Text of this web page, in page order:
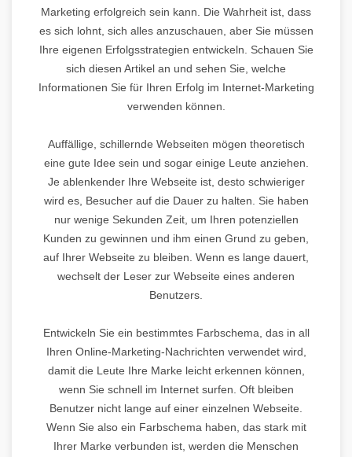
Marketing erfolgreich sein kann. Die Wahrheit ist, dass
es sich lohnt, sich alles anzuschauen, aber Sie müssen
Ihre eigenen Erfolgsstrategien entwickeln. Schauen Sie
sich diesen Artikel an und sehen Sie, welche
Informationen Sie für Ihren Erfolg im Internet-Marketing
verwenden können.
Auffällige, schillernde Webseiten mögen theoretisch
eine gute Idee sein und sogar einige Leute anziehen.
Je ablenkender Ihre Webseite ist, desto schwieriger
wird es, Besucher auf die Dauer zu halten. Sie haben
nur wenige Sekunden Zeit, um Ihren potenziellen
Kunden zu gewinnen und ihm einen Grund zu geben,
auf Ihrer Webseite zu bleiben. Wenn es lange dauert,
wechselt der Leser zur Webseite eines anderen
Benutzers.
Entwickeln Sie ein bestimmtes Farbschema, das in all
Ihren Online-Marketing-Nachrichten verwendet wird,
damit die Leute Ihre Marke leicht erkennen können,
wenn Sie schnell im Internet surfen. Oft bleiben
Benutzer nicht lange auf einer einzelnen Webseite.
Wenn Sie also ein Farbschema haben, das stark mit
Ihrer Marke verbunden ist, werden die Menschen